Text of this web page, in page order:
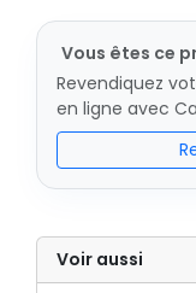
Vous êtes ce
Revendiquez
en ligne avec
Voir aussi